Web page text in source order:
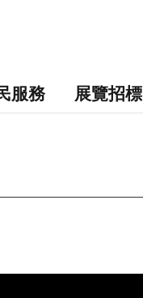
服務 展覽招標